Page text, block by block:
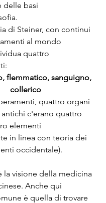
delle basi
di Steiner, con continui
al mondo
quattro
flemmatico, sanguigno,
collerico
quattro organi
c'erano quattro
elementi
in linea con teoria dei
occidentale).
la visione della medicina
Anche qui
è quella di trovare